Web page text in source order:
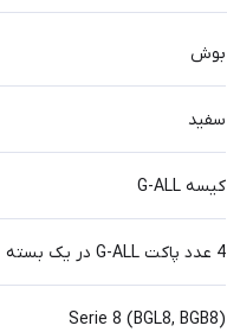
بوش
سفید
کیسه G-ALL
4 عدد پاکت G-ALL در یک بسته
Serie 8 (BGL8, BGB8)